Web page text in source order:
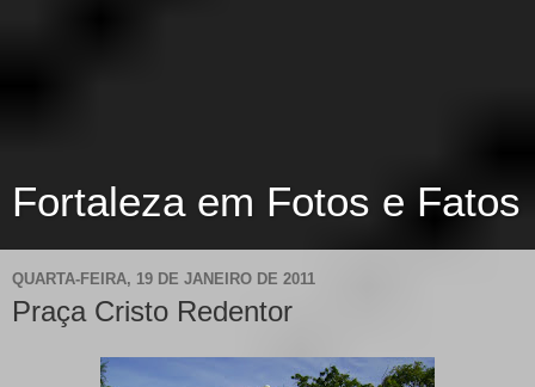
Fortaleza em Fotos e Fatos
QUARTA-FEIRA, 19 DE JANEIRO DE 2011
Praça Cristo Redentor